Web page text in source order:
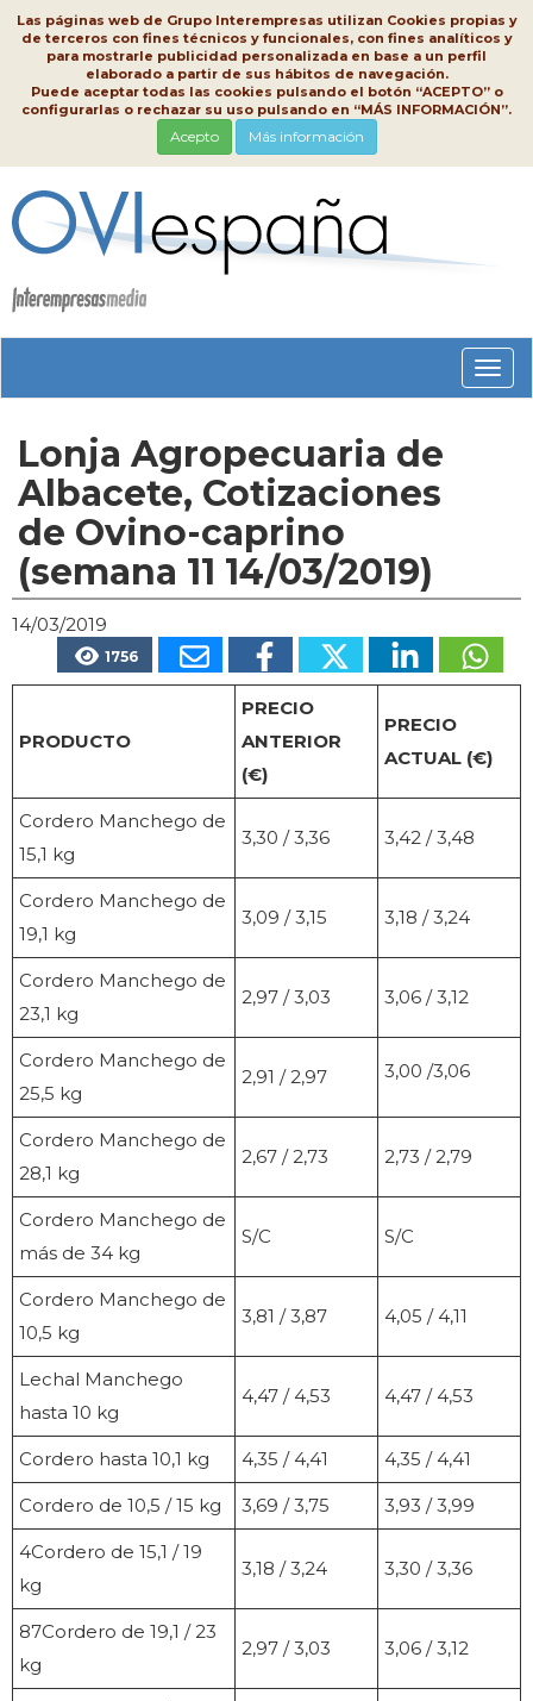
Las páginas web de Grupo Interempresas utilizan Cookies propias y
de terceros con fines técnicos y funcionales, con fines analíticos y
para mostrarle publicidad personalizada en base a un perfil
elaborado a partir de sus hábitos de navegación.
Puede aceptar todas las cookies pulsando el botón “ACEPTO” o
configurarlas o rechazar su uso pulsando en “MÁS INFORMACIÓN”.
Acepto Más información
Lonja Agropecuaria de
Albacete, Cotizaciones
de Ovino-caprino
(semana 11 14/03/2019)
14/03/2019
1756
PRODUCTO
PRECIO
ANTERIOR
(€)
PRECIO
ACTUAL (€)
Cordero Manchego de
15,1 kg
3,30 / 3,36 3,42 / 3,48
Cordero Manchego de
19,1 kg
3,09 / 3,15 3,18 / 3,24
Cordero Manchego de
23,1 kg
2,97 / 3,03 3,06 / 3,12
Cordero Manchego de
25,5 kg
2,91 / 2,97 3,00 /3,06
Cordero Manchego de
28,1 kg
2,67 / 2,73 2,73 / 2,79
Cordero Manchego de
más de 34 kg
S/C S/C
Cordero Manchego de
10,5 kg
3,81 / 3,87 4,05 / 4,11
Lechal Manchego
hasta 10 kg
4,47 / 4,53 4,47 / 4,53
Cordero hasta 10,1 kg 4,35 / 4,41 4,35 / 4,41
Cordero de 10,5 / 15 kg 3,69 / 3,75 3,93 / 3,99
4Cordero de 15,1 / 19
kg
3,18 / 3,24 3,30 / 3,36
87Cordero de 19,1 / 23
kg
2,97 / 3,03 3,06 / 3,12